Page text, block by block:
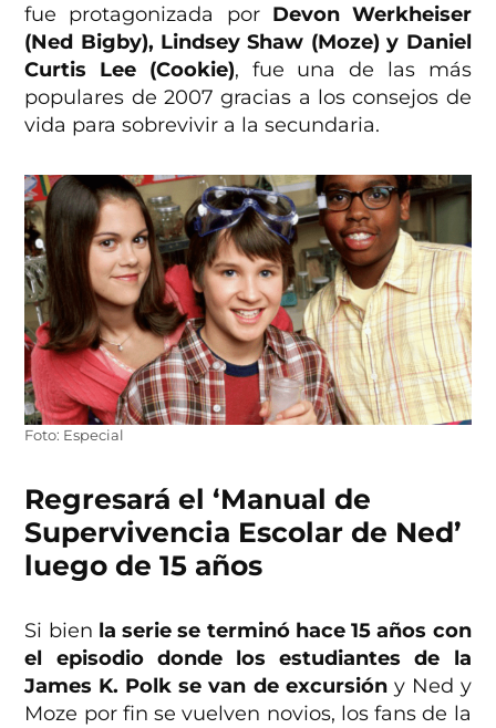
fue protagonizada por Devon Werkheiser
(Ned Bigby), Lindsey Shaw (Moze) y Daniel
Curtis Lee (Cookie), fue una de las más
populares de 2007 gracias a los consejos de
vida para sobrevivir a la secundaria.
Foto: Especial
Regresará el ‘Manual de
Supervivencia Escolar de Ned’
luego de 15 años
Si bien la serie se terminó hace 15 años con
el episodio donde los estudiantes de la
James K. Polk se van de excursióny Ned y
Moze por fin se vuelven novios, los fans de la